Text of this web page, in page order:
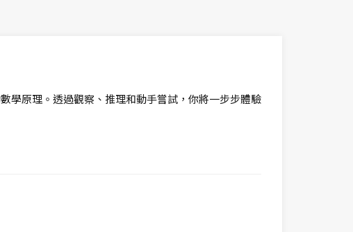
學原理。透過觀察、推理和動手嘗試，你將一步步體驗